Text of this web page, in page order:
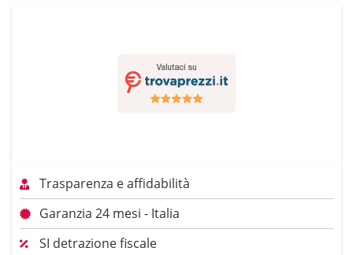
Trasparenza e affidabilità
Garanzia 24 mesi - Italia
SI detrazione fiscale